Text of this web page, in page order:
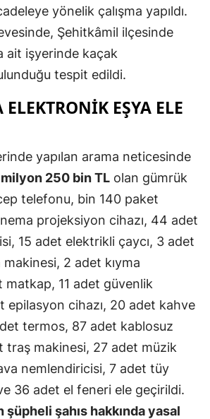
Eskişehir
Gümüşhane
Hatay
Isparta
Mersin
İzmir
Kastamonu
Kayseri
Kırklareli
yönelik çalışma yapıldı.
Şehitkâmil ilçesinde
ait işyerinde kaçak
tespit edildi.
EŞYA ELE
yapılan arama neticesinde
250 bin TL olan gümrük
telefonu, bin 140 paket
projeksiyon cihazı, 44 adet
15 adet elektrikli çaycı, 3 adet
2 adet kıyma
matkap, 11 adet güvenlik
epilasyon cihazı, 20 adet kahve
termos, 87 adet kablosuz
traş makinesi, 27 adet müzik
nemlendiricisi, 7 adet tüy
36 adet el feneri ele geçirildi.
şüpheli şahıs hakkında yasal